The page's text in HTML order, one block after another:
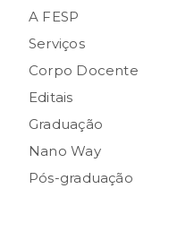
A FESP
Serviços
Corpo Docente
Editais
Graduação
Nano Way
Pós-graduação